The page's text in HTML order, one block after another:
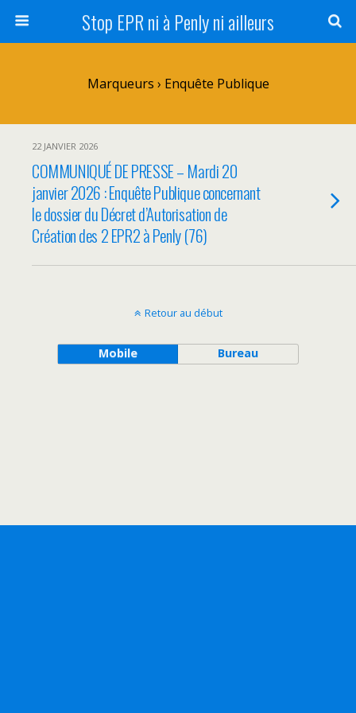
Stop EPR ni à Penly ni ailleurs
Marqueurs › Enquête Publique
22 JANVIER 2026
COMMUNIQUÉ DE PRESSE – Mardi 20
janvier 2026 : Enquête Publique concernant
le dossier du Décret d’Autorisation de
Création des 2 EPR2 à Penly (76)
Retour au début
Mobile Bureau